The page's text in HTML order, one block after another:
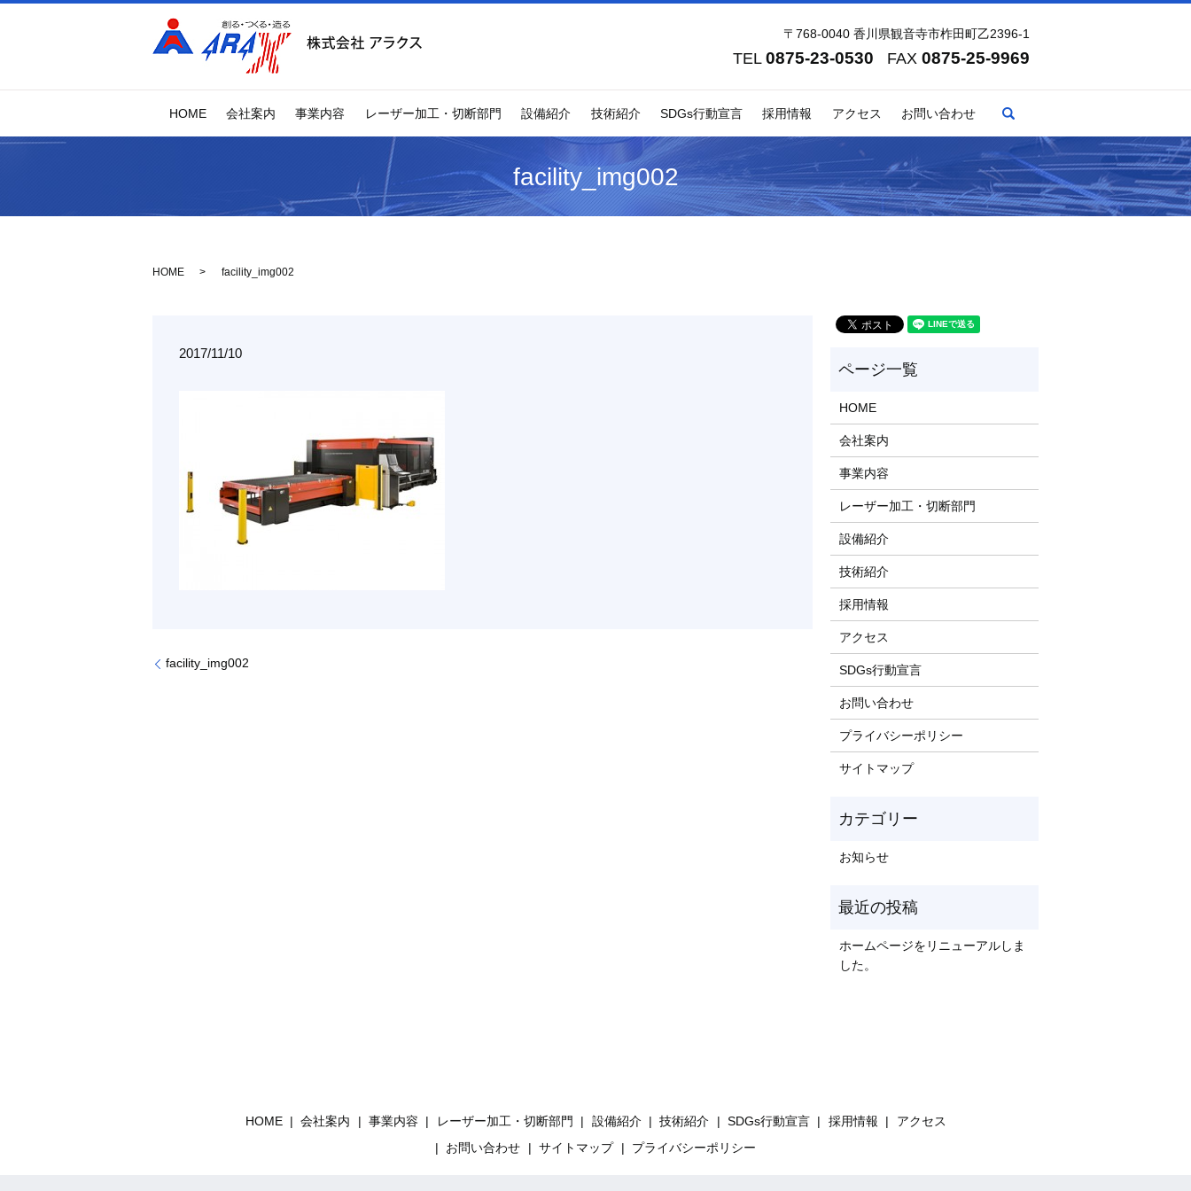
〒768-0040 香川県観音寺市柞田町乙2396-1
TEL 0875-23-0530 FAX 0875-25-9969
HOME 会社案内 事業内容 レーザー加工・切断部門 設備紹介 技術紹介 SDGs行動宣言 採用情報 アクセス お問い合わせ
facility_img002
HOME facility_img002
2017/11/10
facility_img002
HOME
会社案内
事業内容
レーザー加工・切断部門
設備紹介
技術紹介
採用情報
アクセス
SDGs行動宣言
お問い合わせ
プライバシーポリシー
サイトマップ
お知らせ
ホームページをリニューアルしま
した。
HOME 会社案内 事業内容 レーザー加工・切断部門 設備紹介 技術紹介 SDGs行動宣言 採用情報
アクセス
お問い合わせ
サイトマップ プライバシーポリシー